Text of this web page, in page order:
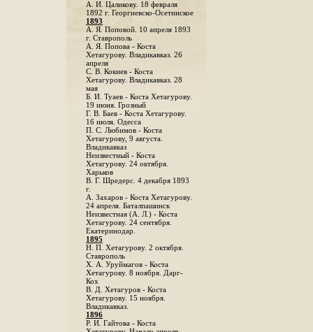
А. И. Цаликову. 18 февраля
1892 г. Георгиевско-Осетинское
1893
А. Я. Поповой. 10 апреля 1893
г. Ставрополь
A. Я. Попова - Коста
Хетагурову. Владикавказ. 26
апреля
С. В. Кокиев - Коста
Хетагурову. Владикавказ. 28
мая
Б. И. Туаев - Коста Хетагурову.
19 июня. Грозный
Г. В. Баев - Коста Хетагурову.
16 июля. Одесса
П. С. Любимов - Коста
Хетагурову, 9 августа.
Владикавказ
Неизвестный - Коста
Хетагурову. 24 октября.
Харьков
B. Г. Шредерс. 4 декабря 1893
г.
А. Захаров - Коста Хетагурову.
24 апреля. Баталпашинск
Неизвестная (А. Л.) - Коста
Хетагурову. 24 сентября.
Екатеринодар.
1895
Н. П. Хетагурову. 2 октября.
Ставрополь
X. А. Уруймагов - Коста
Хетагурову. 8 ноября. Дарг-
Кох
В. Д. Хетагуров - Коста
Хетагурову. 15 ноября.
Владикавказ.
1896
Р. И. Гайтова - Коста